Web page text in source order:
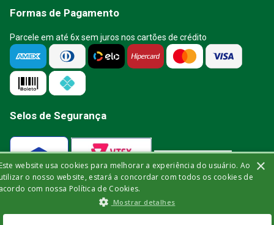
Formas de Pagamento
Parcele em até 6x sem juros nos cartões de crédito
Selos de Segurança
Verificada por ×
website usa cookies para melhorar a experiência do usuário. Ao
o nosso website, estará a concordar com todos os cookies de
com nossa Política de Cookies.
Mostrar detalhes